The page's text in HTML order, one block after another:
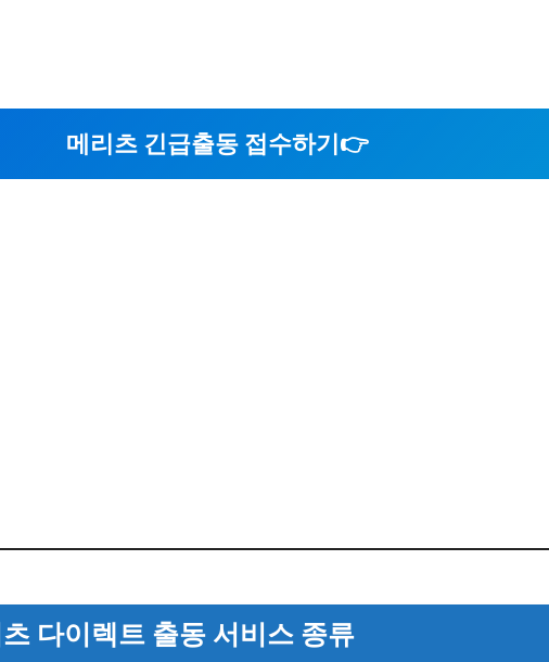
메리츠 긴급출동 접수하기 👉
다이렉트 출동 서비스 종류